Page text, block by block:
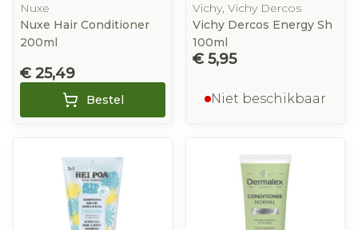
Nuxe
Nuxe Hair Conditioner
200ml
€ 25,49
Bestel
Vichy, Vichy Dercos
Vichy Dercos Energy Sh
100ml
€ 5,95
Niet beschikbaar